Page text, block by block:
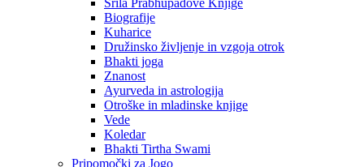
Šrila Prabhupadove Knjige
Biografije
Kuharice
Družinsko življenje in vzgoja otrok
Bhakti joga
Znanost
Ayurveda in astrologija
Otroške in mladinske knjige
Vede
Koledar
Bhakti Tirtha Swami
Pripomočki za Jogo